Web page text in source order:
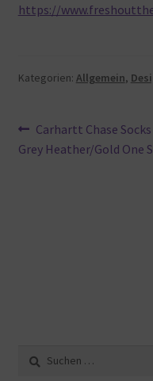
https://
Kategorien: Allgemein,
Vorheriger
Beitrag:
Carhartt Chase Socks
Grey Heather/Gold One
Suche
nach: